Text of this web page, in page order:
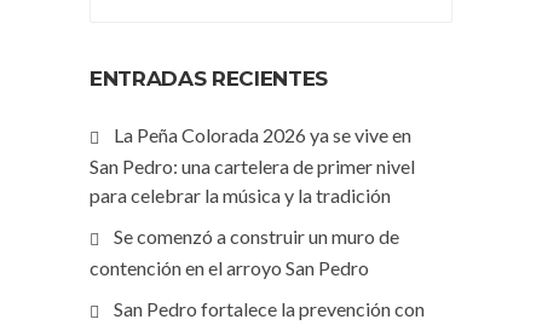
ENTRADAS RECIENTES
La Peña Colorada 2026 ya se vive en
San Pedro: una cartelera de primer nivel
para celebrar la música y la tradición
Se comenzó a construir un muro de
contención en el arroyo San Pedro
San Pedro fortalece la prevención con